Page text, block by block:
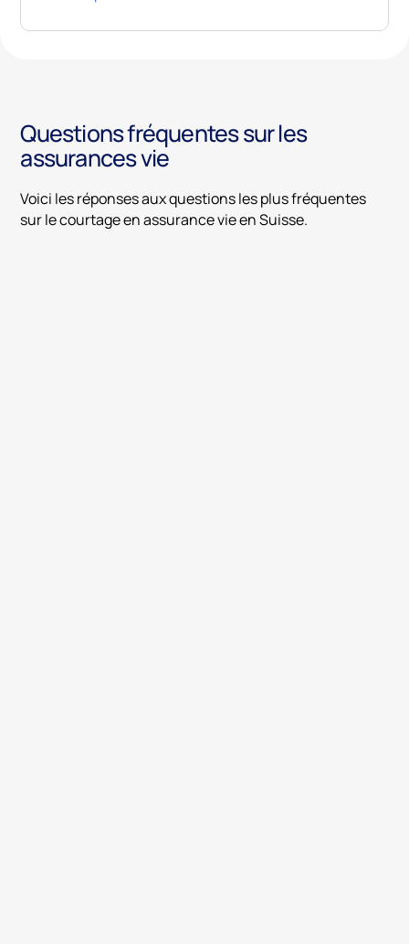
Questions fréquentes sur les
assurances vie
Voici les réponses aux questions les plus fréquentes
sur le courtage en assurance vie en Suisse.